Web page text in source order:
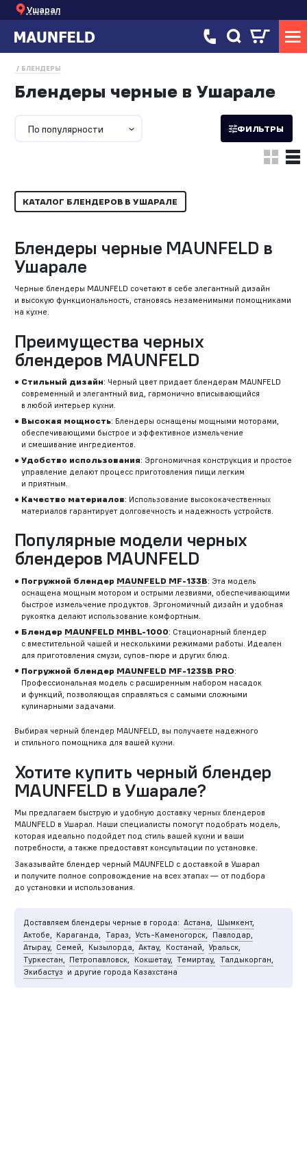
Ушарал
БЛЕНДЕРЫ
Блендеры черные в Ушарале
По популярности ФИЛЬТРЫ
КАТАЛОГ БЛЕНДЕРОВ В УШАРАЛЕ
Блендеры черные MAUNFELD в
Ушарале
Черные блендеры MAUNFELD сочетают в себе элегантный дизайн
и высокую функциональность, становясь незаменимыми помощниками
на кухне.
Преимущества черных
блендеров MAUNFELD
Стильный дизайн: Черный цвет придает блендерам MAUNFELD
современный и элегантный вид, гармонично вписывающийся
в любой интерьер кухни.
Высокая мощность: Блендеры оснащены мощными моторами,
обеспечивающими быстрое и эффективное измельчение
и смешивание ингредиентов.
Удобство использования: Эргономичная конструкция и простое
управление делают процесс приготовления пищи легким
и приятным.
Качество материалов: Использование высококачественных
материалов гарантирует долговечность и надежность устройств.
Популярные модели черных
блендеров MAUNFELD
Погружной блендер MAUNFELD MF-133B: Эта модель
оснащена мощным мотором и острыми лезвиями, обеспечивающими
быстрое измельчение продуктов. Эргономичный дизайн и удобная
рукоятка делают использование комфортным.
Блендер MAUNFELD MHBL-1000: Стационарный блендер
с вместительной чашей и несколькими режимами работы. Идеален
для приготовления смузи, супов-пюре и других блюд.
Погружной блендер MAUNFELD MF-123SB PRO:
Профессиональная модель с расширенным набором насадок
и функций, позволяющая справляться с самыми сложными
кулинарными задачами.
Выбирая черный блендер MAUNFELD, вы получаете надежного
и стильного помощника для вашей кухни.
Хотите купить черный блендер
MAUNFELD в Ушарале?
Мы предлагаем быструю и удобную доставку черных блендеров
MAUNFELD в Ушарал. Наши специалисты помогут подобрать модель,
которая идеально подойдет под стиль вашей кухни и ваши
потребности, а также предоставят консультации по установке.
Заказывайте блендер черный MAUNFELD с доставкой в Ушарал
и получите полное сопровождение на всех этапах — от подбора
до установки и использования.
Доставляем блендеры черные в города: Астана,
Шымкент,
Актобе,
Караганда, Тараз, Усть-Каменогорск,
Павлодар,
Атырау,
Семей, Кызылорда, Актау, Костанай,
Уральск,
Туркестан,
Петропавловск, Кокшетау, Темиртау,
Талдыкорган,
Экибастуз и другие города Казахстана